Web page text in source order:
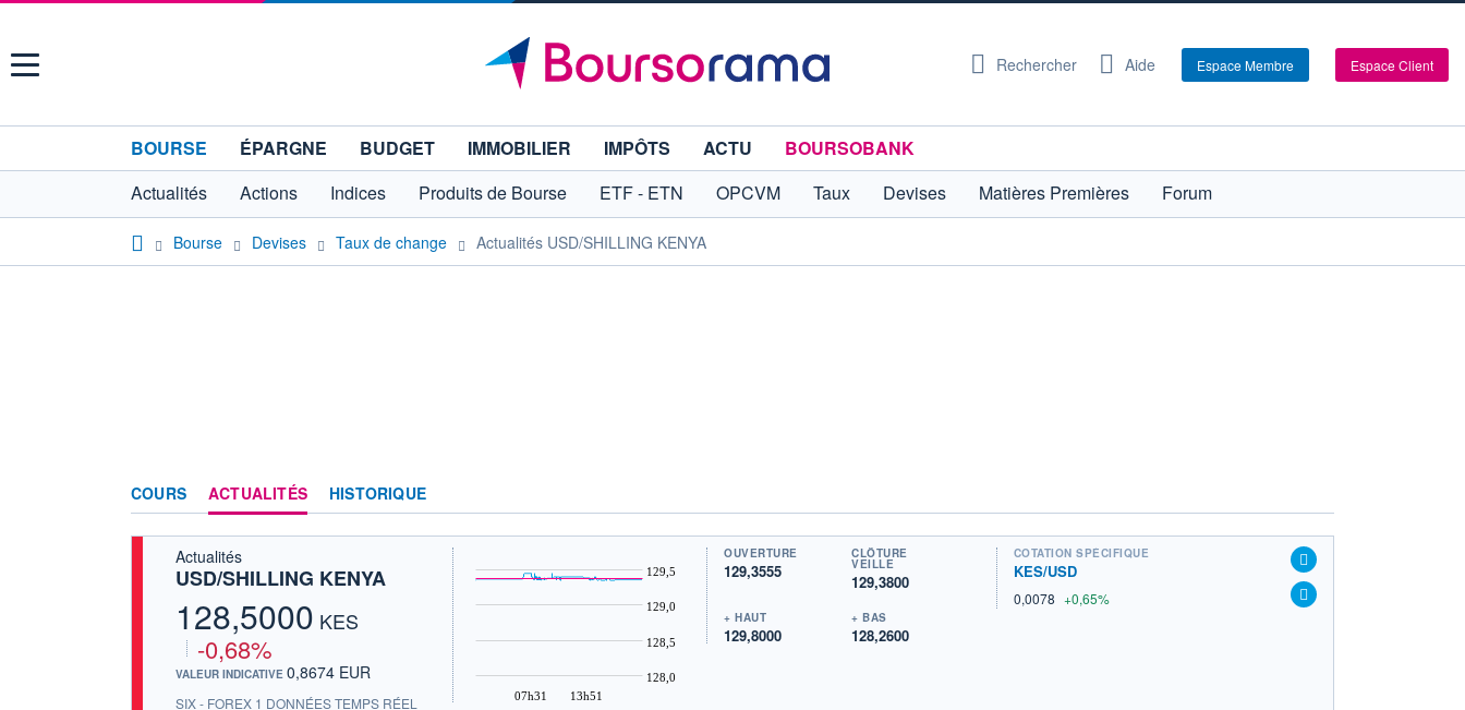
Menu Rechercher Aide Espace Membre Espace Client
BOURSE ÉPARGNE BUDGET IMMOBILIER IMPÔTS ACTU
BOURSOBANK
Actualités
Actions Indices Produits de Bourse ETF - ETN OPCVM Taux Devises Matières Premières Forum
Bourse Devises Taux de change Actualités USD/SHILLING KENYA
COURS ACTUALITÉS HISTORIQUE
Actualités
USD/SHILLING KENYA
128,5000 KES
-0,68%
VALEUR INDICATIVE 0,8674 EUR
SIX - FOREX 1 DONNÉES TEMPS RÉEL 07h31 13h51
128,0
128,5
129,0
129,5
OUVERTURE
129,3555
CLÔTURE
VEILLE
129,3800
+ HAUT
129,8000
+ BAS
128,2600
COTATION SPÉCIFIQUE
KES/USD
0,0078 +0,65%